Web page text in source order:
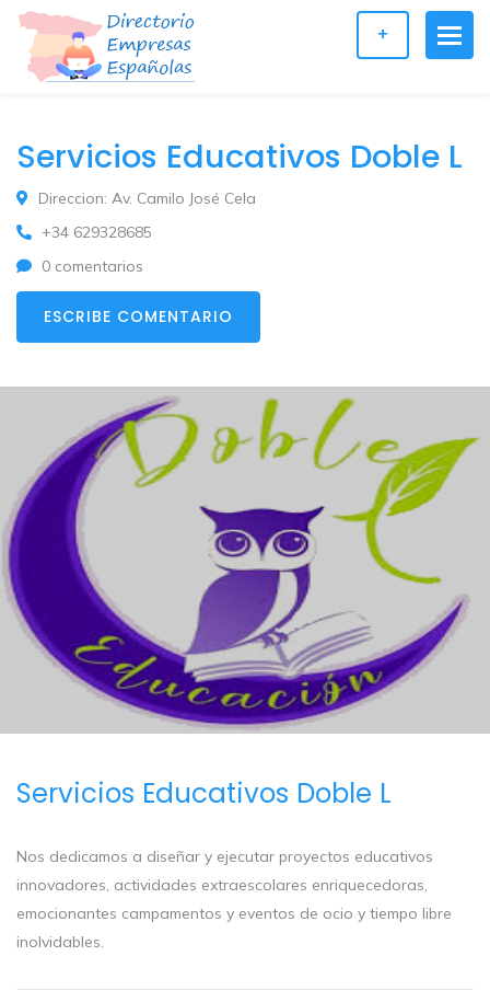
+
Servicios Educativos Doble L
Direccion: Av. Camilo José Cela
+34 629328685
0 comentarios
ESCRIBE COMENTARIO
Servicios Educativos Doble L
Nos dedicamos a diseñar y ejecutar proyectos educativos
innovadores, actividades extraescolares enriquecedoras,
emocionantes campamentos y eventos de ocio y tiempo libre
inolvidables.